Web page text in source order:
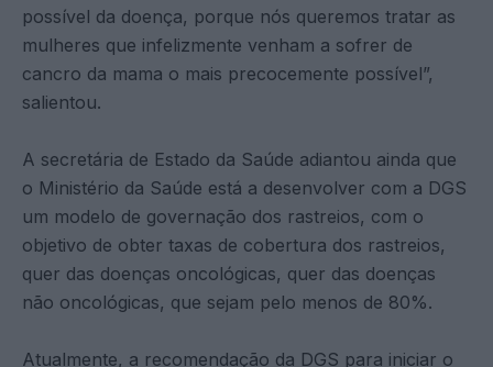
possível da doença, porque nós queremos tratar as
mulheres que infelizmente venham a sofrer de
cancro da mama o mais precocemente possível”,
salientou.
A secretária de Estado da Saúde adiantou ainda que
o Ministério da Saúde está a desenvolver com a DGS
um modelo de governação dos rastreios, com o
objetivo de obter taxas de cobertura dos rastreios,
quer das doenças oncológicas, quer das doenças
não oncológicas, que sejam pelo menos de 80%.
Atualmente, a recomendação da DGS para iniciar o